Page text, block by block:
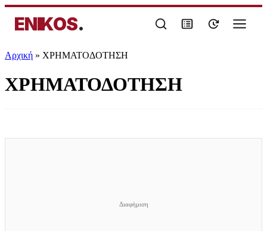
ENIKOS.
Αρχική » ΧΡΗΜΑΤΟΔΟΤΗΣΗ
ΧΡΗΜΑΤΟΔΟΤΗΣΗ